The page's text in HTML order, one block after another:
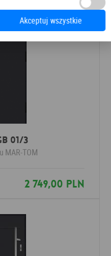
01/3
MAR-TOM
2 749,00 PLN
Akceptuj wszystkie